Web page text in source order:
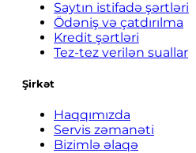
Saytın istifadə şərtləri
Ödəniş və çatdırılma
Kredit şərtləri
Tez-tez verilən suallar
Şirkət
Haqqımızda
Servis zəmanəti
Bizimlə əlaqə